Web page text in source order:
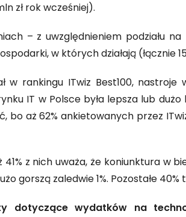
zł rok wcześniej).
– z uwzględnieniem podziału
w których działają (łącznie
rankingu ITwiz Best100,
IT w Polsce była lepsza lub
aż 62% ankietowanych przez
z nich uważa, że koniunktura w
gorszą zaledwie 1%. Pozostałe
dotyczące wydatków na